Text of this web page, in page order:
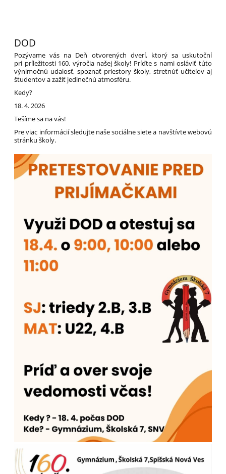
DOD
Pozývame vás na Deň otvorených dverí, ktorý sa uskutoční
pri príležitosti 160. výročia našej školy! Príďte s nami osláviť túto
výnimočnú udalosť, spoznať priestory školy, stretnúť učiteľov aj
študentov a zažiť jedinečnú atmosféru.
Kedy?
18. 4. 2026
Tešíme sa na vás!
Pre viac informácií sledujte naše sociálne siete a navštívte webovú
stránku školy.